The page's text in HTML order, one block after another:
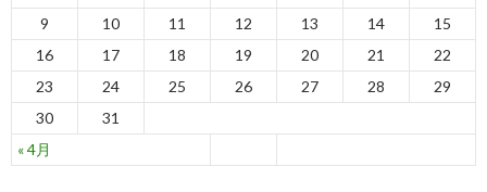
« 4月
9
10 11 12 13 14
15
16
17 18 19 20 21
22
23
24 25 26 27 28
29
30
31